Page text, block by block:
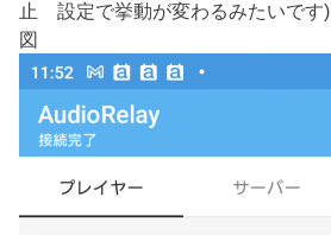
止 設定で挙動が変わるみたいです)
図